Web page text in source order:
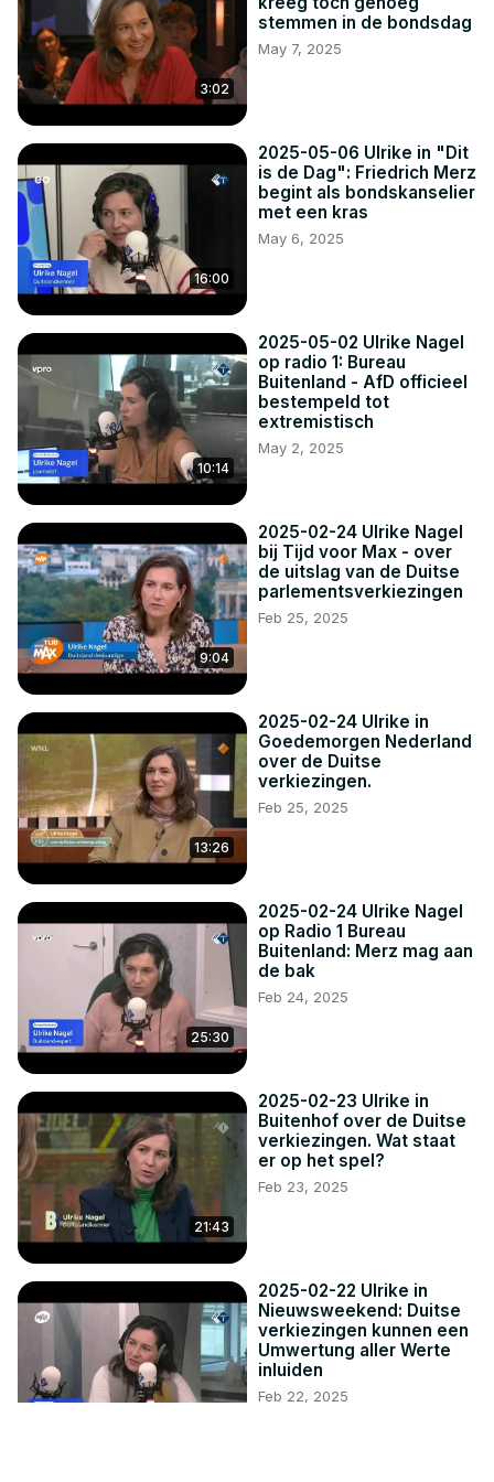
3:02
stemmen in de bondsdag
May 7, 2025
16:00
2025-05-06 Ulrike in "Dit
is de Dag": Friedrich Merz
begint als bondskanselier
met een kras
May 6, 2025
10:14
2025-05-02 Ulrike Nagel
op radio 1: Bureau
Buitenland - AfD officieel
bestempeld tot
extremistisch
May 2, 2025
9:04
2025-02-24 Ulrike Nagel
bij Tijd voor Max - over
de uitslag van de Duitse
parlementsverkiezingen
Feb 25, 2025
13:26
2025-02-24 Ulrike in
Goedemorgen Nederland
over de Duitse
verkiezingen.
Feb 25, 2025
25:30
2025-02-24 Ulrike Nagel
op Radio 1 Bureau
Buitenland: Merz mag aan
de bak
Feb 24, 2025
21:43
2025-02-23 Ulrike in
Buitenhof over de Duitse
verkiezingen. Wat staat
er op het spel?
Feb 23, 2025
2025-02-22 Ulrike in
Nieuwsweekend: Duitse
verkiezingen kunnen een
Umwertung aller Werte
inluiden
Feb 22, 2025